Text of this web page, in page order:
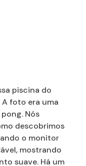
piscina do
foto era uma
Nós
descobrimos
o monitor
mostrando
suave. Há um